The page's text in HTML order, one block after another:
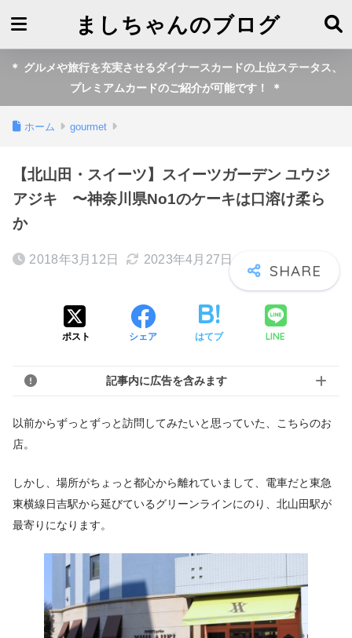
ましちゃんのブログ
＊ グルメや旅行を充実させるダイナースカードの上位ステータス、
プレミアムカードのご紹介が可能です！ ＊
ホーム gourmet
【北山田・スイーツ】スイーツガーデン ユウジ
アジキ 〜神奈川県No1のケーキは口溶け柔ら
か
2018年3月12日 2023年4月27日
ポスト シェア はてブ LINE
記事内に広告を含みます
以前からずっとずっと訪問してみたいと思っていた、こちらのお
店。
しかし、場所がちょっと都心から離れていまして、電車だと東急
東横線日吉駅から延びているグリーンラインにのり、北山田駅が
最寄りになります。